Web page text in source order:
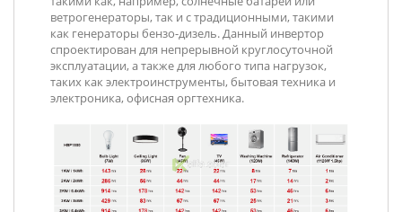
ветрогенераторы, так и с традиционными, такими
как генераторы бензо-дизель. Данный инвертор
спроектирован для непрерывной круглосуточной
эксплуатации, а также для любого типа нагрузок,
таких как электроинструменты, бытовая техника и
электроника, офисная оргтехника.